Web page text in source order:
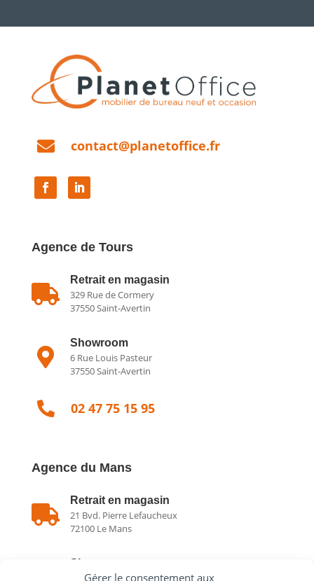
Gérer le consentement aux
 contact@planetoffice.fr
Agence de Tours

Retrait en magasin
329 Rue de Cormery
37550 Saint-Avertin

Showroom
6 Rue Louis Pasteur
37550 Saint-Avertin
 02 47 75 15 95
Agence du Mans

Retrait en magasin
21 Bvd. Pierre Lefaucheux
72100 Le Mans
Showroom
21 Bvd. Pierre Lefaucheux